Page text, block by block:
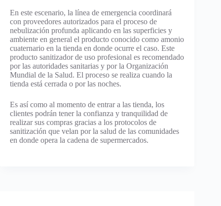
En este escenario, la línea de emergencia coordinará
con proveedores autorizados para el proceso de
nebulización profunda aplicando en las superficies y
ambiente en general el producto conocido como amonio
cuaternario en la tienda en donde ocurre el caso. Este
producto sanitizador de uso profesional es recomendado
por las autoridades sanitarias y por la Organización
Mundial de la Salud. El proceso se realiza cuando la
tienda está cerrada o por las noches.
Es así como al momento de entrar a las tienda, los
clientes podrán tener la confianza y tranquilidad de
realizar sus compras gracias a los protocolos de
sanitización que velan por la salud de las comunidades
en donde opera la cadena de supermercados.